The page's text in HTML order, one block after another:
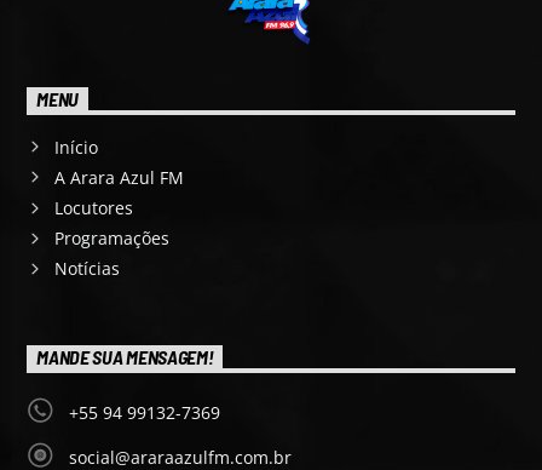
MENU
Início
A Arara Azul FM
Locutores
Programações
Notícias
MANDE SUA MENSAGEM!
+55 94 99132-7369
social@araraazulfm.com.br